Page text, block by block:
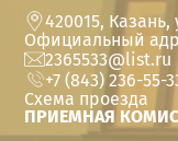
420015,
Официальный
2365533@list.ru
+7 (843) 236-55-
Схема проезда
ПРИЕМНАЯ